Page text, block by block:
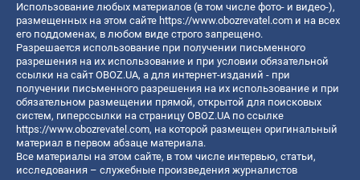
Использование любых материалов (в том числе фото- и видео-),
размещенных на этом сайте https://www.obozrevatel.com и на всех
его поддоменах, в любом виде строго запрещено.
Разрешается использование при получении письменного
разрешения на их использование и при условии обязательной
ссылки на сайт OBOZ.UA, а для интернет-изданий - при
получении письменного разрешения на их использование и при
обязательном размещении прямой, открытой для поисковых
систем, гиперссылки на страницу OBOZ.UA по ссылке
https://www.obozrevatel.com, на которой размещен оригинальный
материал в первом абзаце материала.
Все материалы на этом сайте, в том числе интервью, статьи,
исследования – служебные произведения журналистов